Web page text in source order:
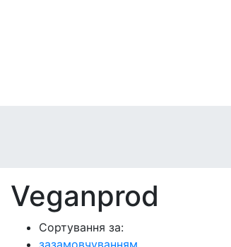
Veganprod
Сортування за:
зазамовчуванням